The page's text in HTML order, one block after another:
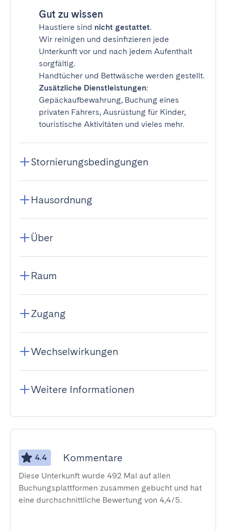
Gut zu wissen
Haustiere sind nicht gestattet.
Wir reinigen und desinfizieren jede
Unterkunft vor und nach jedem Aufenthalt
sorgfältig.
Handtücher und Bettwäsche werden gestellt.
Zusätzliche Dienstleistungen:
Gepäckaufbewahrung, Buchung eines
privaten Fahrers, Ausrüstung für Kinder,
touristische Aktivitäten und vieles mehr.
Stornierungsbedingungen
Hausordnung
Über
Raum
Zugang
Wechselwirkungen
Weitere Informationen
4.4 Kommentare
Diese Unterkunft wurde 492 Mal auf allen
Buchungsplattformen zusammen gebucht und hat
eine durchschnittliche Bewertung von 4,4/5.